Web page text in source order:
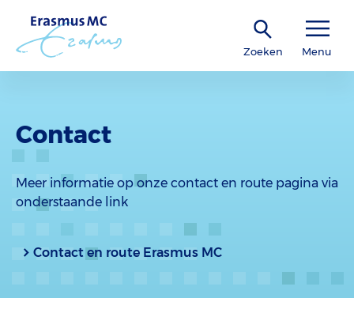
Zoeken Menu
Contact
Meer informatie op onze contact en route pagina via
onderstaande link
Contact en route Erasmus MC